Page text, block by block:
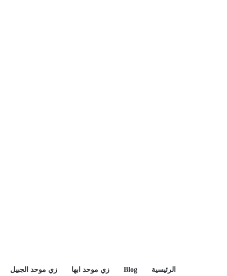
الرئيسية Blog زي موحد ابها زي موحد الجبيل